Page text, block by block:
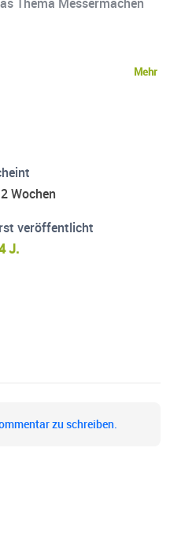
Mehr
Wochen
veröffentlicht
J.
zu schreiben.